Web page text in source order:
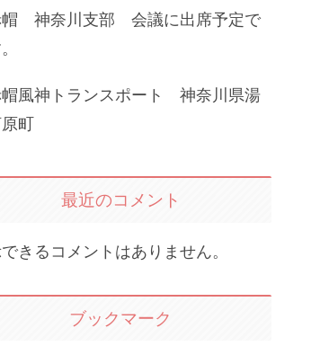
帽 神奈川支部 会議に出席予定で
風神トランスポート 神奈川県湯
町
最近のコメント
きるコメントはありません。
ブックマーク